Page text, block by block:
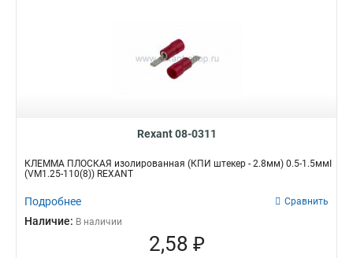
Rexant 08-0311
КЛЕММА ПЛОСКАЯ изолированная (КПИ штекер - 2.8мм) 0.5-1.5ммІ
(VM1.25-110(8)) REXANT
Подробнее Сравнить
Наличие: В наличии
2,58 ₽